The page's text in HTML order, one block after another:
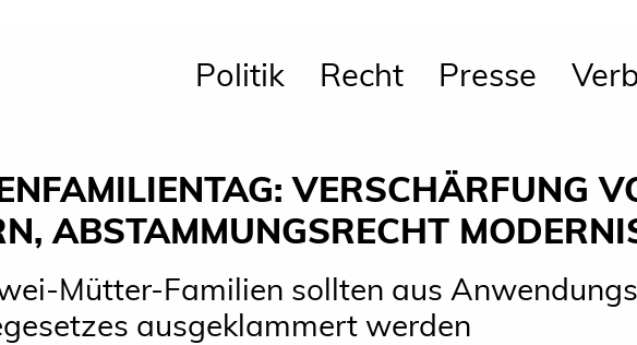
Politik Recht Presse
VERSCHÄRFUNG
ABSTAMMUNGSRECHT
Mütter-Familien sollten aus
ausgeklammert werden